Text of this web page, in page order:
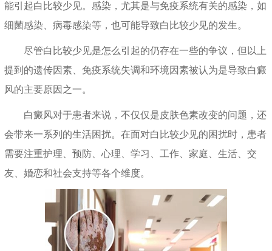
能引起白比较少见。感染，尤其是与免疫系统有关的感染，如
细菌感染、病毒感染等，也可能导致白比较少见的发生。
尽管白比较少见是怎么引起的仍存在一些的争议，但以上
提到的遗传因素、免疫系统失调和环境因素被认为是导致白癜
风的主要原因之一。
白癜风对于患者来说，不仅仅是皮肤色素改变的问题，还
会带来一系列的生活困扰。在面对白比较少见的困扰时，患者
需要注重护理、预防、心理、学习、工作、家庭、生活、交
友、婚恋和社会支持等各个维度。